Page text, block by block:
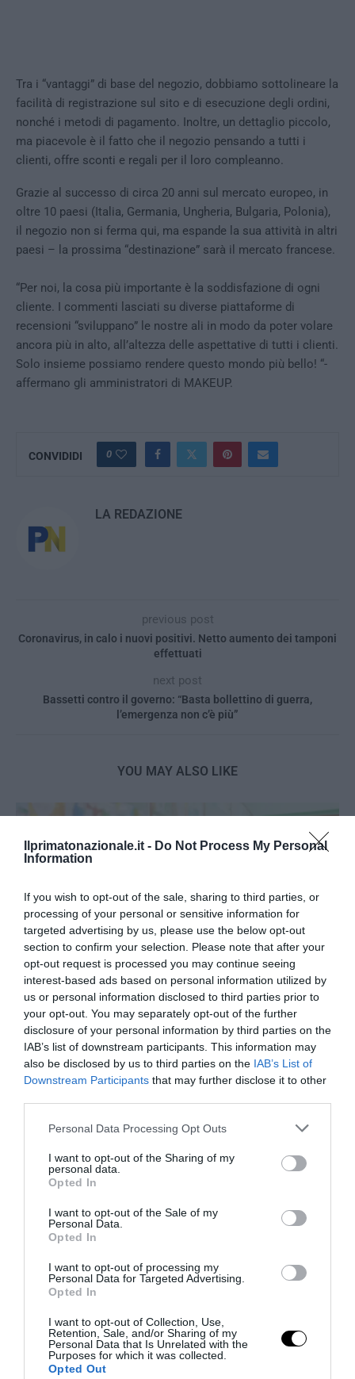
Ilprimatonazionale.it - Do Not Process My Personal
Information
If you wish to opt-out of the sale, sharing to third parties, or
processing of your personal or sensitive information for
targeted advertising by us, please use the below opt-out
section to confirm your selection. Please note that after your
opt-out request is processed you may continue seeing
interest-based ads based on personal information utilized by
us or personal information disclosed to third parties prior to
your opt-out. You may separately opt-out of the further
disclosure of your personal information by third parties on the
IAB’s list of downstream participants. This information may
also be disclosed by us to third parties on the IAB’s List of
Downstream Participants that may further disclose it to other
Please note that this website/app uses one or more Google
not limited to your visit or usage behaviour. You may click to
grant or deny consent to Google and its third-party tags to
use your data for below specified purposes in below Google
consent section.
Personal Data Processing Opt Outs
I want to opt-out of the Sharing of my
personal data.
Opted In
I want to opt-out of the Sale of my
Personal Data.
Opted In
I want to opt-out of processing my
Personal Data for Targeted Advertising.
Opted In
I want to opt-out of Collection, Use,
Retention, Sale, and/or Sharing of my
Personal Data that Is Unrelated with the
Purposes for which it was collected.
Opted Out
Tra i “vantaggi” di base del negozio, dobbiamo sottolineare la
facilità di registrazione sul sito e di esecuzione degli ordini,
nonché i metodi di pagamento. Inoltre, un dettaglio piccolo,
ma piacevole è il fatto che il negozio pensando a tutti i
clienti, offre sconti e regali per il loro compleanno.
Grazie al successo di circa 20 anni sul mercato europeo, in
oltre 10 paesi (Italia, Germania, Ungheria, Bulgaria, Polonia),
il negozio non si ferma qui, ma espande la sua attività in altri
paesi – la prossima “destinazione” sarà il mercato francese.
“Per noi, la cosa più importante è la soddisfazione di ogni
cliente. I commenti lasciati su diverse piattaforme di
recensioni “sviluppano” le nostre ali in modo da poter volare
ancora più in alto, all’altezza delle aspettative di tutti i clienti.
Solo insieme possiamo rendere questo mondo più bello! “-
affermano gli amministratori di MAKEUP.
CONVIDIDI 0
LA REDAZIONE
previous post
Coronavirus, in calo i nuovi positivi. Netto aumento dei tamponi
effettuati
next post
Bassetti contro il governo: “Basta bollettino di guerra,
l’emergenza non c’è più”
YOU MAY ALSO LIKE
Italiani e salute: come impatta l’incontinenza urinaria
sulle spese delle famiglie?
20 Febbraio 2024
Affrontare le difficoltà degli uomini con il Vardenafil
6 Febbraio 2024